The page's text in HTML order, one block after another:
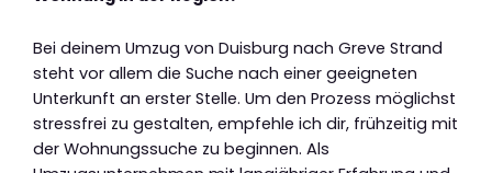
Bei deinem Umzug von Duisburg nach Greve Strand
steht vor allem die Suche nach einer geeigneten
Unterkunft an erster Stelle. Um den Prozess möglichst
stressfrei zu gestalten, empfehle ich dir, frühzeitig mit
der Wohnungssuche zu beginnen. Als